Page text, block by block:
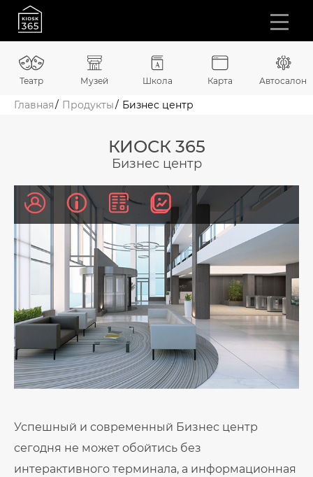
Театр Музей Школа Карта Автосалон
Главная Продукты Бизнес центр
КИОСК 365
Бизнес центр
Успешный и современный Бизнес центр
сегодня не может обойтись без
интерактивного терминала, а информационная